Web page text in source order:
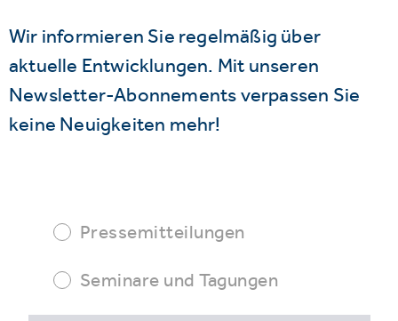
Wir informieren Sie regelmäßig über
aktuelle Entwicklungen. Mit unseren
Newsletter-Abonnements verpassen Sie
keine Neuigkeiten mehr!
Pressemitteilungen
Seminare und Tagungen